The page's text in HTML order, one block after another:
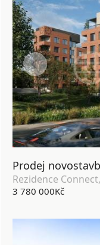
Rezidence
3 780 000Kč